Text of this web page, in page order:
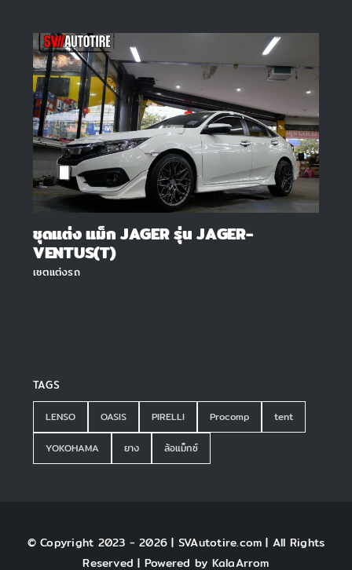
ชุดแต่ง แม็ก JAGER รุ่น JAGER-
VENTUS(T)
เซตแต่งรถ
TAGS
LENSO OASIS PIRELLI Procomp tent
YOKOHAMA ยาง ล้อแม็กซ์
© Copyright 2023 - 2026 | SVAutotire.com | All Rights
Reserved | Powered by KalaArrom